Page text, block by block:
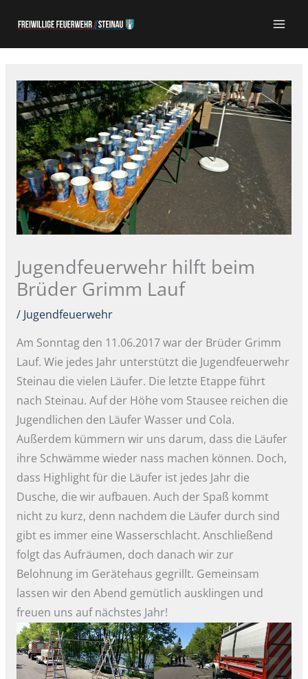
Inhalt
springen
Jugendfeuerwehr hilft beim
Brüder Grimm Lauf
/ Jugendfeuerwehr
Am Sonntag den 11.06.2017 war der Brüder Grimm
Lauf. Wie jedes Jahr unterstützt die Jugendfeuerwehr
Steinau die vielen Läufer. Die letzte Etappe führt
nach Steinau. Auf der Höhe vom Stausee reichen die
Jugendlichen den Läufer Wasser und Cola.
Außerdem kümmern wir uns darum, dass die Läufer
ihre Schwämme wieder nass machen können. Doch,
dass Highlight für die Läufer ist jedes Jahr die
Dusche, die wir aufbauen. Auch der Spaß kommt
nicht zu kurz, denn nachdem die Läufer durch sind
gibt es immer eine Wasserschlacht. Anschließend
folgt das Aufräumen, doch danach wir zur
Belohnung im Gerätehaus gegrillt. Gemeinsam
lassen wir den Abend gemütlich ausklingen und
freuen uns auf nächstes Jahr!